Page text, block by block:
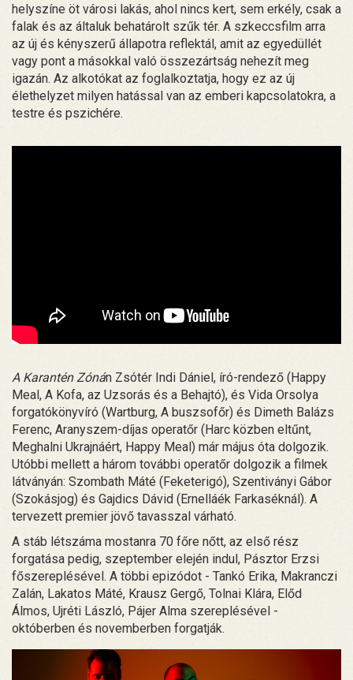
helyszíne öt városi lakás, ahol nincs kert, sem erkély, csak a
falak és az általuk behatárolt szűk tér. A szkeccsfilm arra
az új és kényszerű állapotra reflektál, amit az egyedüllét
vagy pont a másokkal való összezártság nehezít meg
igazán. Az alkotókat az foglalkoztatja, hogy ez az új
élethelyzet milyen hatással van az emberi kapcsolatokra, a
testre és pszichére.
A Karantén Zónán Zsótér Indi Dániel, író-rendező (Happy
Meal, A Kofa, az Uzsorás és a Behajtó), és Vida Orsolya
forgatókönyvíró (Wartburg, A buszsofőr) és Dimeth Balázs
Ferenc, Aranyszem-díjas operatőr (Harc közben eltűnt,
Meghalni Ukrajnáért, Happy Meal) már május óta dolgozik.
Utóbbi mellett a három további operatőr dolgozik a filmek
látványán: Szombath Máté (Feketerigó), Szentiványi Gábor
(Szokásjog) és Gajdics Dávid (Ernelláék Farkaséknál). A
tervezett premier jövő tavasszal várható.
A stáb létszáma mostanra 70 főre nőtt, az első rész
forgatása pedig, szeptember elején indul, Pásztor Erzsi
főszereplésével. A többi epizódot - Tankó Erika, Makranczi
Zalán, Lakatos Máté, Krausz Gergő, Tolnai Klára, Előd
Álmos, Ujréti László, Pájer Alma szereplésével -
októberben és novemberben forgatják.